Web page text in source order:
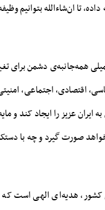
تا ان‌شاءالله بتوانیم
همه‌جانبه‌ی دشمن برای
اقتصادی، اجتماعی،
عزیز را ایجاد کند و
صورت گیرد و چه با
کشور، هدیه‌ای الهی است